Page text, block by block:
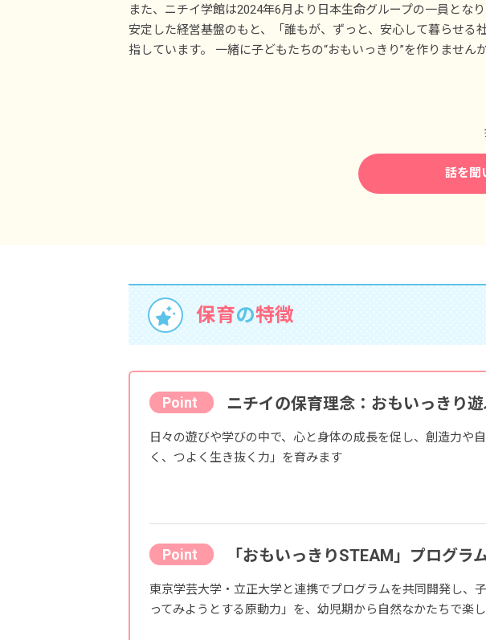
※試用期間3カ月／同
■介護休暇
■学校行事休暇
■家族愛休暇
また、ニチイ学館は2024年6月より日本生命グループの一員となり
安定した経営基盤のもと、「誰もが、ずっと、安心して暮らせる
指しています。 一緒に子どもたちの“おもいっきり”を作りませんか
話を聞
保育の特徴
ニチイの保育理念：おもいっきり
日々の遊びや学びの中で、心と身体の成長を促し、創造力や
く、つよく生き抜く力」を育みます
「おもいっきりSTEAM」プログラ
東京学芸大学・立正大学と連携でプログラムを共同開発し、
ってみようとする原動力」を、幼児期から自然なかたちで楽し